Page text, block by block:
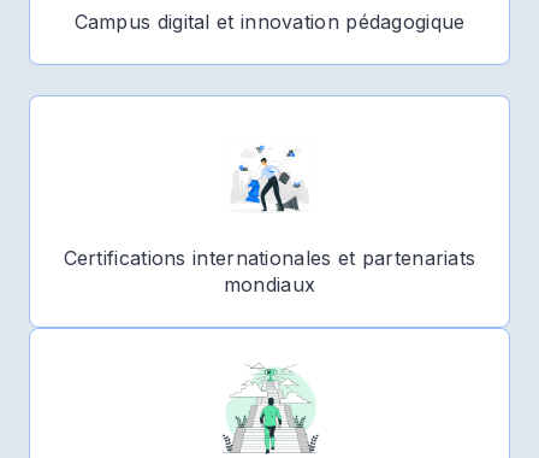
Campus digital et innovation pédagogique
Certifications internationales et partenariats
mondiaux